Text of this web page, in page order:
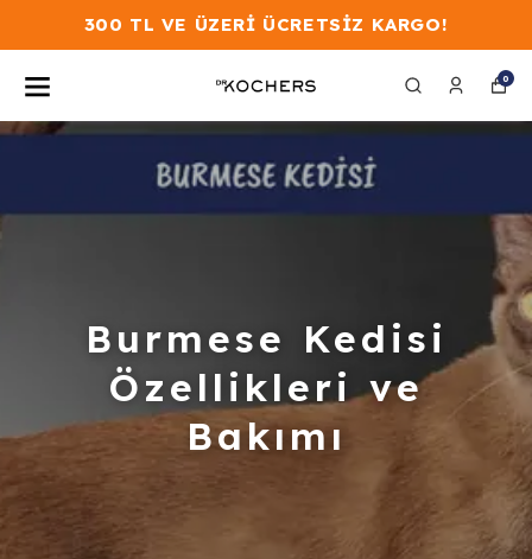
300 TL VE ÜZERİ ÜCRETSİZ KARGO!
0
Burmese Kedisi
Özellikleri ve
Bakımı